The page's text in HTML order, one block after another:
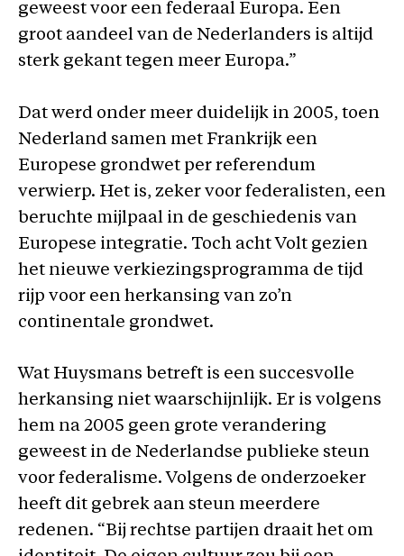
geweest voor een federaal Europa. Een
groot aandeel van de Nederlanders is altijd
sterk gekant tegen meer Europa.”
Dat werd onder meer duidelijk in 2005, toen
Nederland samen met Frankrijk een
Europese grondwet per referendum
verwierp. Het is, zeker voor federalisten, een
beruchte mijlpaal in de geschiedenis van
Europese integratie. Toch acht Volt gezien
het nieuwe verkiezingsprogramma de tijd
rijp voor een herkansing van zo’n
continentale grondwet.
Wat Huysmans betreft is een succesvolle
herkansing niet waarschijnlijk. Er is volgens
hem na 2005 geen grote verandering
geweest in de Nederlandse publieke steun
voor federalisme. Volgens de onderzoeker
heeft dit gebrek aan steun meerdere
redenen. “Bij rechtse partijen draait het om